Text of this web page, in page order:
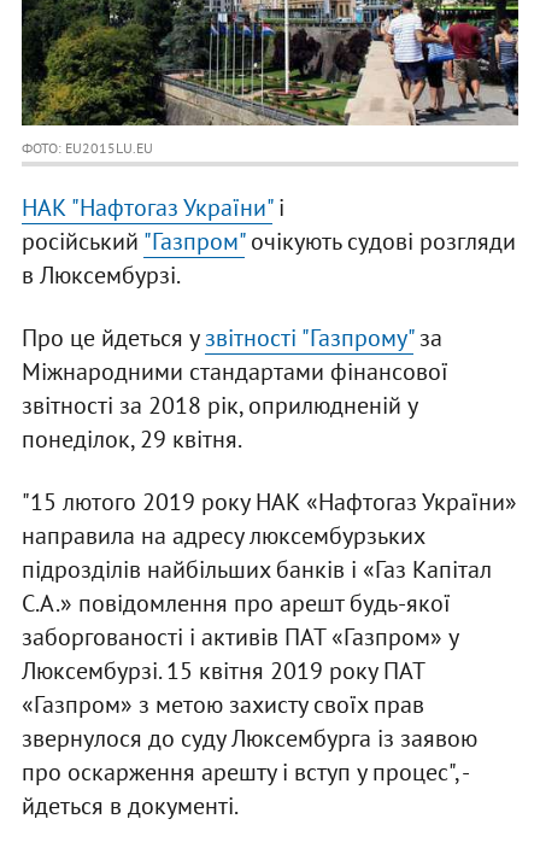
ФОТО: EU2015LU.EU
НАК "Нафтогаз України"і
російський "Газпром"очікують судові розгляди
в Люксембурзі.
Про це йдеться узвітності "Газпрому"за
Міжнародними стандартами фінансової
звітності за 2018 рік, оприлюдненій у
понеділок, 29 квітня.
"15 лютого 2019 року НАК «Нафтогаз України»
направила на адресу люксембурзьких
підрозділів найбільших банків і «Газ Капітал
С.А.» повідомлення про арешт будь-якої
заборгованості і активів ПАТ «Газпром» у
Люксембурзі. 15 квітня 2019 року ПАТ
«Газпром» з метою захисту своїх прав
звернулося до суду Люксембурга із заявою
про оскарження арешту і вступ у процес", -
йдеться в документі.